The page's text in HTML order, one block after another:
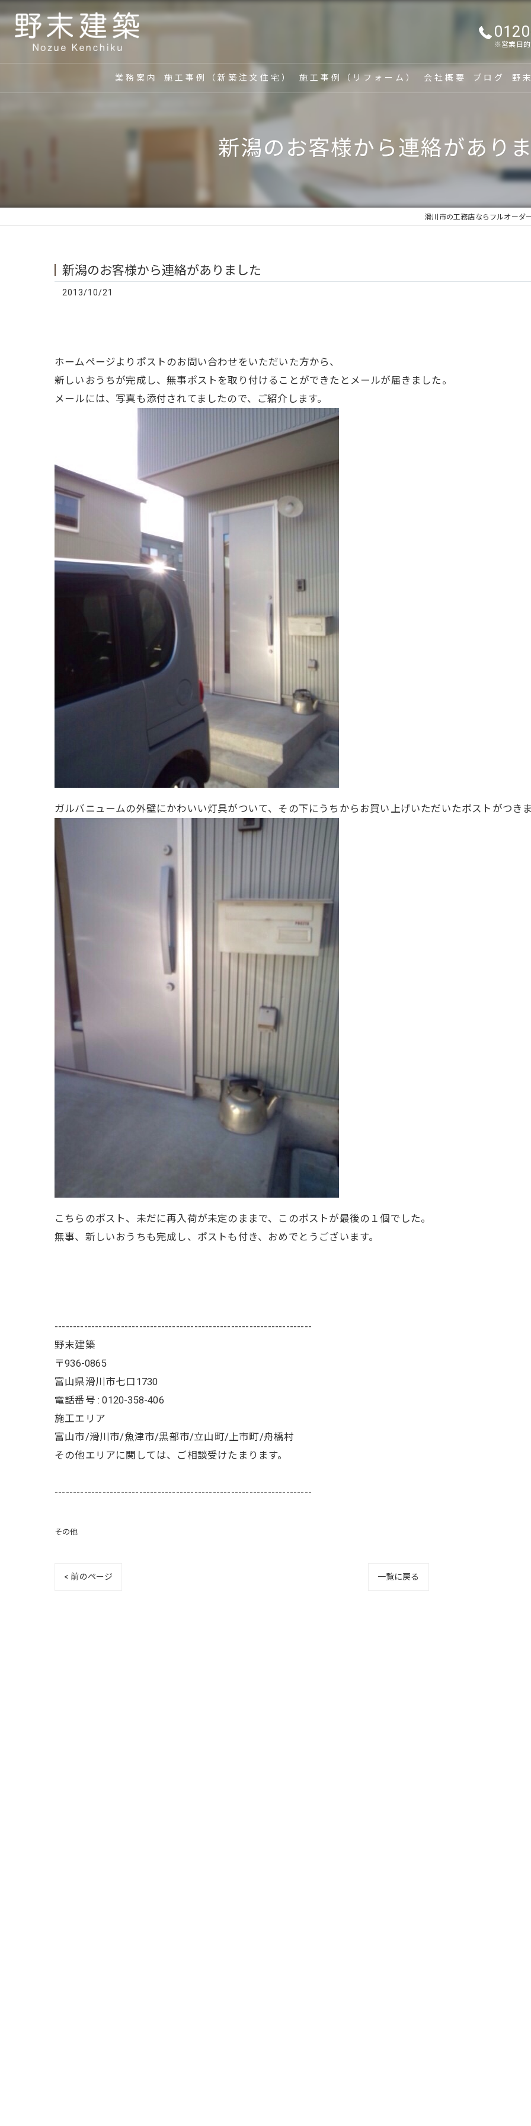
※営業目的
業務案内 施工事例（新築注文住宅） 施工事例（リフォーム） 会社概要 ブログ 野
新
建
新潟のお客様から連絡があり
滑川市の工務店ならフルオーダ
新潟のお客様から連絡がありました
2013/10/21
ホームページよりポストのお問い合わせをいただいた方から、
新しいおうちが完成し、無事ポストを取り付けることができたとメールが届きました。
メールには、写真も添付されてましたので、ご紹介します。
ガルバニュームの外壁にかわいい灯具がついて、その下にうちからお買い上げいただいたポストがつき
こちらのポスト、未だに再入荷が未定のままで、このポストが最後の１個でした。
無事、新しいおうちも完成し、ポストも付き、おめでとうございます。
----------------------------------------------------------------------
野末建築
〒936-0865
富山県滑川市七口1730
電話番号 : 0120-358-406
施工エリア
富山市/滑川市/魚津市/黒部市/立山町/上市町/舟橋村
その他エリアに関しては、ご相談受けたまります。
----------------------------------------------------------------------
その他
< 前のページ 一覧に戻る